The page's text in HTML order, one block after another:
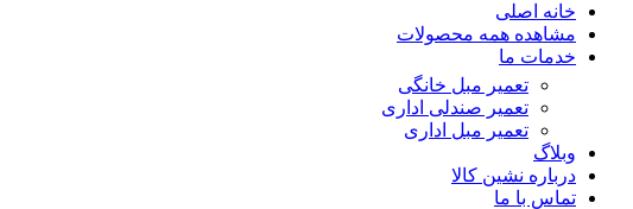
خانه اصلی
مشاهده همه محصولات
خدمات ما
تعمیر مبل خانگی
تعمیر صندلی اداری
تعمیر مبل اداری
وبلاگ
درباره نشین کالا
تماس با ما